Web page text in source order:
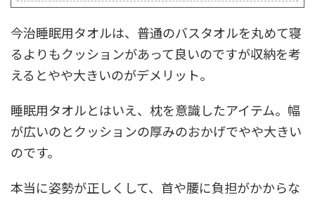
今治睡眠用タオルは、普通のバスタオルを丸めて寝
るよりもクッションがあって良いのですが収納を考
えるとやや大きいのがデメリット。
睡眠用タオルとはいえ、枕を意識したアイテム。幅
が広いのとクッションの厚みのおかげでやや大きい
のです。
本当に姿勢が正しくして、首や腰に負担がかからな